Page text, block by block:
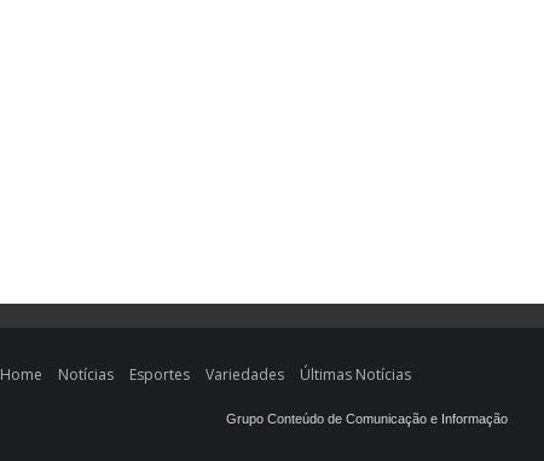
Home Notícias Esportes Variedades Últimas Notícias
Grupo Conteúdo de Comunicação e Informação